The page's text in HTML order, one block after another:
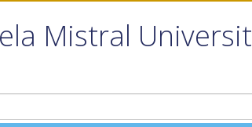
Mistral